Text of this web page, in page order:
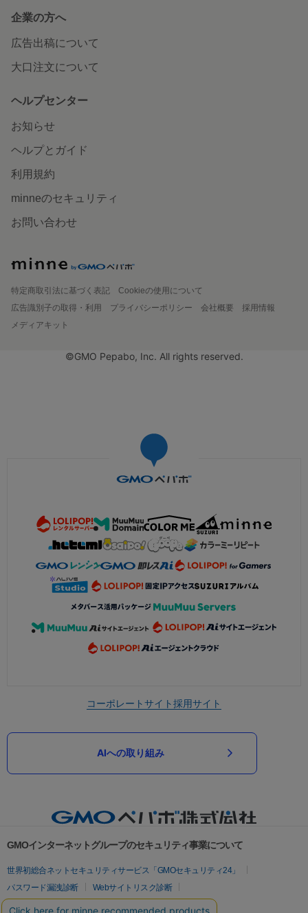
企業の方へ
広告出稿について
大口注文について
ヘルプセンター
お知らせ
ヘルプとガイド
利用規約
minneのセキュリティ
お問い合わせ
特定商取引法に基づく表記
Cookieの使用について
広告識別子の取得・利用
プライバシーポリシー 会社概要
採用情報
メディアキット
©GMO Pepabo, Inc. All rights reserved.
コーポレートサイト採用サイト
AIへの取り組み
GMOインターネットグループのセキュリティ事業について
世界初総合ネットセキュリティサービス「GMOセキュリティ24」
パスワード漏洩診断
Webサイトリスク診断